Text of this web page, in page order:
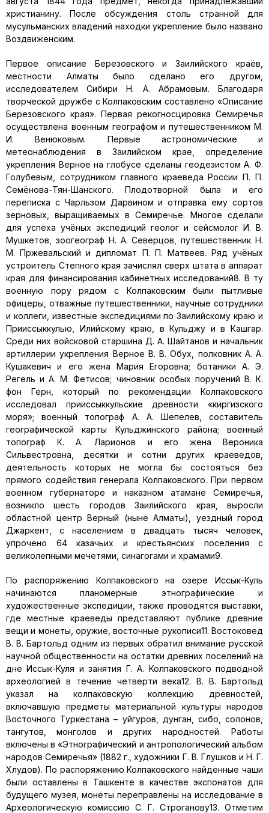
христианину. После обсуждения столь странной для
мусульманских владений находки укрепление было названо
Воздвиженским.
Первое описание Березовского и Заилийского краёв,
местности Алматы было сделано его другом,
исследователем Сибири Н. А. Абрамовым. Благодаря
творческой дружбе с Колпаковским составлено «Описание
Березовского края». Первая рекогносцировка Семиречья
осуществлена военным географом и путешественником М.
И. Венюковым. Первые астрономические и
метеонаблюдения в Заилийском крае, определение
укрепления Верное на глобусе сделаны геодезистом А. Ф.
Голубевым, сотрудником главного краеведа России П. П.
Семёнова-Тян-Шанского. Плодотворной была и его
переписка с Чарльзом Дарвином и отправка ему сортов
зерновых, выращиваемых в Семиречье. Многое сделали
для успеха учёных экспедиций геолог и сейсмолог И. В.
Мушкетов, зоогеограф Н. А. Северцов, путешественник Н.
М. Пржевальский и дипломат П. П. Матвеев. Ряд учёных
устроитель Степного края зачислял сверх штата в аппарат
края для финансирования кабинетных исследований8. В ту
военную пору рядом с Колпаковским были пытливые
офицеры, отважные путешественники, научные сотрудники
и коллеги, известные экспедициями по Заилийскому краю и
Прииссыккулью, Илийскому краю, в Кульджу и в Кашгар.
Среди них войсковой старшина Д. А. Шайтанов и начальник
артиллерии укрепления Верное В. В. Обух, полковник А. А.
Кушакевич и его жена Мария Егоровна; ботаники А. Э.
Регель и А. М. Фетисов; чиновник особых поручений В. К.
фон Герн, который по рекомендации Колпаковского
исследовал прииссыккульские древности «киргизского
моря»; военный топограф А. А. Шепелев, составитель
географической карты Кульджинского района; военный
топограф К. А. Ларионов и его жена Вероника
Сильвестровна, десятки и сотни других краеведов,
деятельность которых не могла бы состояться без
прямого содействия генерала Колпаковского. При первом
военном губернаторе и наказном атамане Семиречья,
возникло шесть городов Заилийского края, выросли
областной центр Верный (ныне Алматы), уездный город
Джаркент, с населением в двадцать тысяч человек,
упрочено 64 казачьих и крестьянских поселения с
великолепными мечетями, синагогами и храмами9.
По распоряжению Колпаковского на озере Иссык-Куль
начинаются планомерные этнографические и
художественные экспедиции, также проводятся выставки,
где местные краеведы представляют публике древние
вещи и монеты, оружие, восточные рукописи11. Востоковед
В. В. Бартольд одним из первых обратил внимание русской
научной общественности на остатки древних поселений на
дне Иссык-Куля и занятия Г. А. Колпаковского подводной
археологией в течение четверти века12. В. В. Бартольд
указал на колпаковскую коллекцию древностей,
включавшую предметы материальной культуры народов
Восточного Туркестана – уйгуров, дунган, сибо, солонов,
тангутов, монголов и других народностей. Работы
включены в «Этнографический и антропологический альбом
народов Семиречья» (1882 г., художники Г. В. Глушков и Н. Г.
Хлудов). По распоряжению Колпаковского найденные чаши
были оставлены в Ташкенте в качестве экспонатов для
будущего музея, монеты переправлены на исследование в
Археологическую комиссию С. Г. Строганову13. Отметим